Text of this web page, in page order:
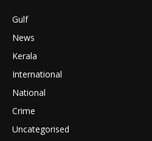
Gulf
News
Kerala
International
National
Crime
Uncategorised